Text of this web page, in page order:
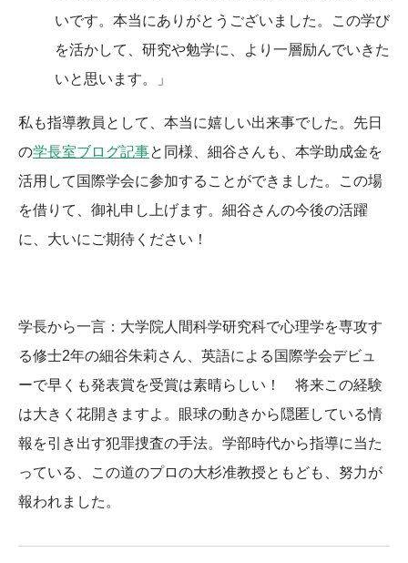
いです。本当にありがとうございました。この学び
を活かして、研究や勉学に、より一層励んでいきた
いと思います。」
私も指導教員として、本当に嬉しい出来事でした。先日
の学長室ブログ記事と同様、細谷さんも、本学助成金を
活用して国際学会に参加することができました。この場
を借りて、御礼申し上げます。細谷さんの今後の活躍
に、大いにご期待ください！
学長から一言：大学院人間科学研究科で心理学を専攻す
る修士2年の細谷朱莉さん、英語による国際学会デビュ
ーで早くも発表賞を受賞は素晴らしい！ 将来この経験
は大きく花開きますよ。眼球の動きから隠匿している情
報を引き出す犯罪捜査の手法。学部時代から指導に当た
っている、この道のプロの大杉准教授ともども、努力が
報われました。